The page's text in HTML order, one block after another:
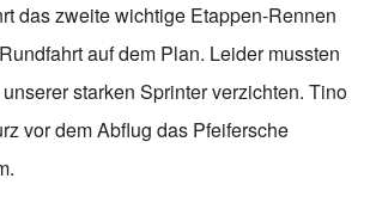
das zweite wichtige Etappen-Rennen
auf dem Plan. Leider mussten
starken Sprinter verzichten. Tino
vor dem Abflug das Pfeifersche